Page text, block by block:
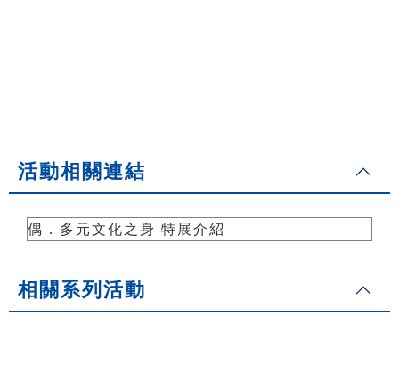
活動相關連結
偶．多元文化之身 特展介紹
相關系列活動